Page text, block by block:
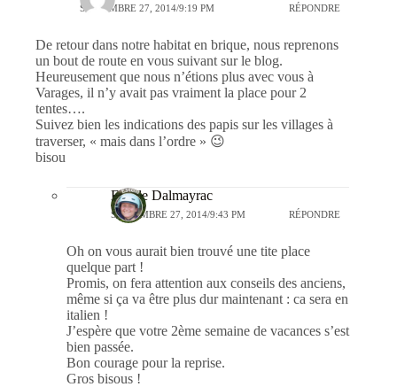
SEPTEMBRE 27, 2014/9:19 PM RÉPONDRE
De retour dans notre habitat en brique, nous reprenons
un bout de route en vous suivant sur le blog.
Heureusement que nous n’étions plus avec vous à
Varages, il n’y avait pas vraiment la place pour 2
tentes….
Suivez bien les indications des papis sur les villages à
traverser, « mais dans l’ordre » 😉
bisou
Estelle Dalmayrac
SEPTEMBRE 27, 2014/9:43 PM RÉPONDRE
Oh on vous aurait bien trouvé une tite place
quelque part !
Promis, on fera attention aux conseils des anciens,
même si ça va être plus dur maintenant : ca sera en
italien !
J’espère que votre 2ème semaine de vacances s’est
bien passée.
Bon courage pour la reprise.
Gros bisous !